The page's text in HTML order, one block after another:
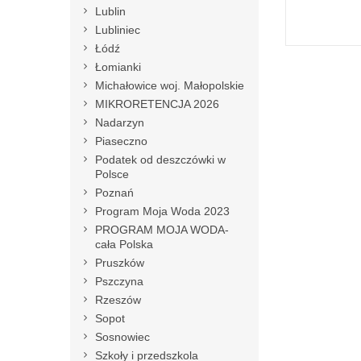
Lublin
Lubliniec
Łódź
Łomianki
Michałowice woj. Małopolskie
MIKRORETENCJA 2026
Nadarzyn
Piaseczno
Podatek od deszczówki w
Polsce
Poznań
Program Moja Woda 2023
PROGRAM MOJA WODA-
cała Polska
Pruszków
Pszczyna
Rzeszów
Sopot
Sosnowiec
Szkoły i przedszkola